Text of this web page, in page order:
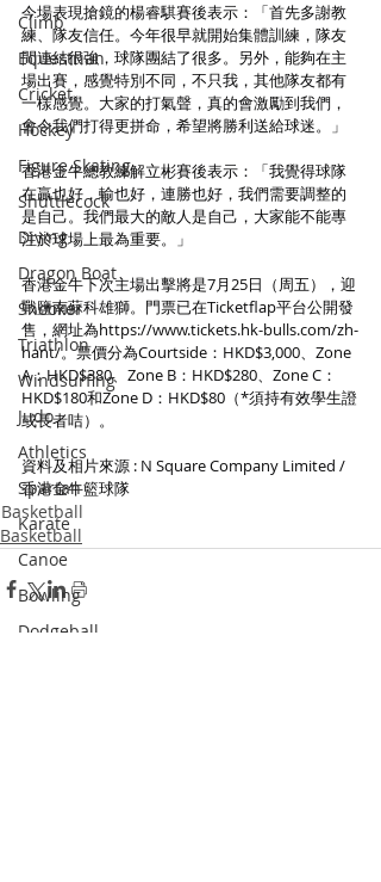
Climb
Equestrian
Cricket
Hockey
Figure Skating
Shuttlecock
Diving
Dragon Boat
Snooker
Triathlon
Windsurfing
Judo
Athletics
Spartan
Karate
Canoe
Bowling
Dodgeball
今場表現搶鏡的楊睿騏賽後表示：「首先多謝教
練、隊友信任。今年很早就開始集體訓練，隊友
間連結很強，球隊團結了很多。另外，能夠在主
場出賽，感覺特別不同，不只我，其他隊友都有
一樣感覺。大家的打氣聲，真的會激勵到我們，
會令我們打得更拼命，希望將勝利送給球迷。」
香港金牛總教練解立彬賽後表示：「我覺得球隊
在贏也好，輸也好，連勝也好，我們需要調整的
是自己。我們最大的敵人是自己，大家能不能專
注於球場上最為重要。」
香港金牛下次主場出擊將是7月25日（周五），迎
戰鹽南蘇科雄獅。門票已在Ticketflap平台公開發
售，網址為https://www.tickets.hk-bulls.com/zh-
hant/。票價分為Courtside：HKD$3,000、Zone
A：HKD$380、Zone B：HKD$280、Zone C：
HKD$180和Zone D：HKD$80（*須持有效學生證
或長者咭）。
資料及相片來源 : N Square Company Limited /
香港金牛籃球隊
Basketball
Basketball